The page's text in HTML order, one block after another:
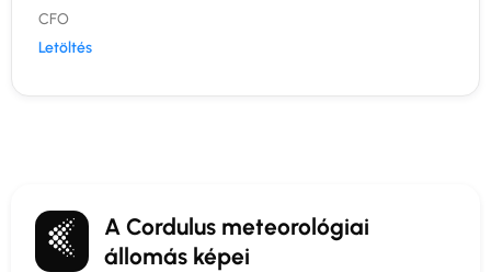
CFO
Letöltés
A Cordulus meteorológiai
állomás képei